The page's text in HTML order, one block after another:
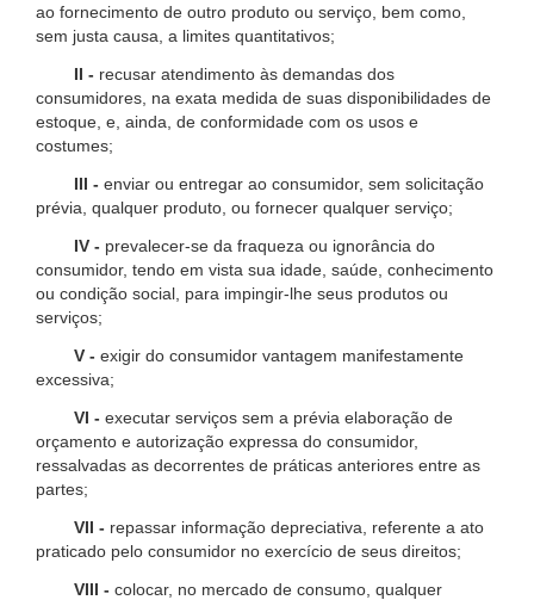
ao fornecimento de outro produto ou serviço, bem como,
sem justa causa, a limites quantitativos;
II - recusar atendimento às demandas dos
consumidores, na exata medida de suas disponibilidades de
estoque, e, ainda, de conformidade com os usos e
costumes;
III - enviar ou entregar ao consumidor, sem solicitação
prévia, qualquer produto, ou fornecer qualquer serviço;
IV - prevalecer-se da fraqueza ou ignorância do
consumidor, tendo em vista sua idade, saúde, conhecimento
ou condição social, para impingir-lhe seus produtos ou
serviços;
V - exigir do consumidor vantagem manifestamente
excessiva;
VI - executar serviços sem a prévia elaboração de
orçamento e autorização expressa do consumidor,
ressalvadas as decorrentes de práticas anteriores entre as
partes;
VII - repassar informação depreciativa, referente a ato
praticado pelo consumidor no exercício de seus direitos;
VIII - colocar, no mercado de consumo, qualquer